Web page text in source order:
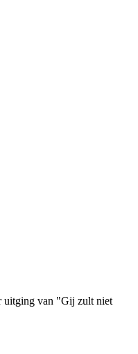
uitging van "Gij zult niet